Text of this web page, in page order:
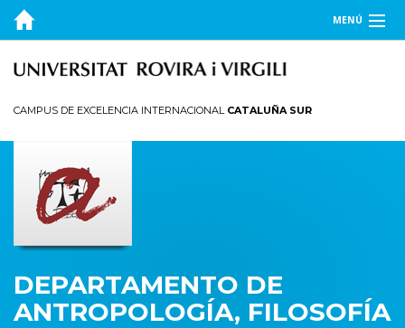
MENÚ
EL DEPARTAMENTO
INVESTIGACIÓN
PUBLICACIONES
TRANSFERENCIA
CAMPUS DE EXCELENCIA INTERNACIONAL CATALUÑA SUR
DEPARTAMENTO DE
ANTROPOLOGÍA, FILOSOFÍA